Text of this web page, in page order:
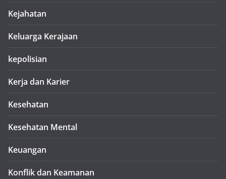
Kejahatan
Keluarga Kerajaan
kepolisian
Kerja dan Karier
Kesehatan
Kesehatan Mental
Keuangan
Konflik dan Keamanan